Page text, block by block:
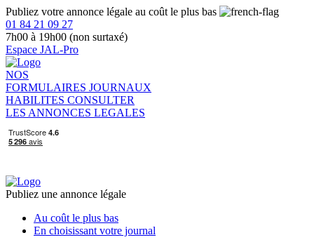
Publiez votre annonce légale au coût le plus bas
01 84 21 09 27
7h00 à 19h00 (non surtaxé)
Espace JAL-Pro
NOS
FORMULAIRES JOURNAUX
HABILITES CONSULTER
LES ANNONCES LEGALES
Publiez une annonce légale
Au coût le plus bas
En choisissant votre journal